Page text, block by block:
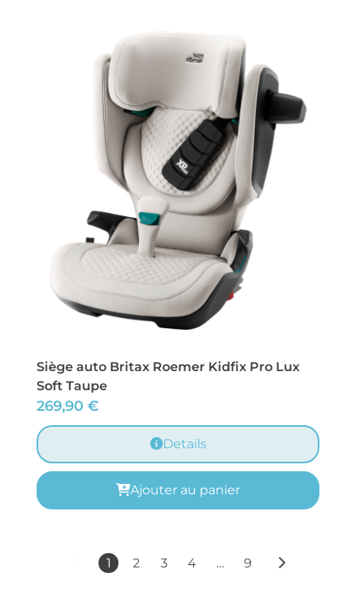
Siège auto Britax Roemer Kidfix Pro Lux
Soft Taupe
269,90 €
Details
Ajouter au panier
1 2 3 4 … 9